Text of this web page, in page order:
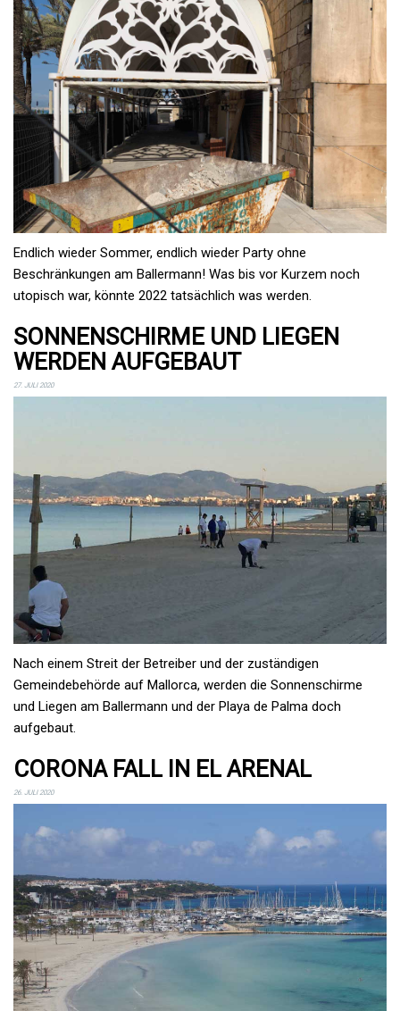
Endlich wieder Sommer, endlich wieder Party ohne
Beschränkungen am Ballermann! Was bis vor Kurzem noch
utopisch war, könnte 2022 tatsächlich was werden.
SONNENSCHIRME UND LIEGEN
WERDEN AUFGEBAUT
27. JULI 2020
Nach einem Streit der Betreiber und der zuständigen
Gemeindebehörde auf Mallorca, werden die Sonnenschirme
und Liegen am Ballermann und der Playa de Palma doch
aufgebaut.
CORONA FALL IN EL ARENAL
26. JULI 2020